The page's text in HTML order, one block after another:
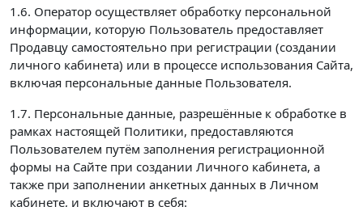
1.6. Оператор осуществляет обработку персональной
информации, которую Пользователь предоставляет
Продавцу самостоятельно при регистрации (создании
личного кабинета) или в процессе использования Сайта,
включая персональные данные Пользователя.
1.7. Персональные данные, разрешённые к обработке в
рамках настоящей Политики, предоставляются
Пользователем путём заполнения регистрационной
формы на Сайте при создании Личного кабинета, а
также при заполнении анкетных данных в Личном
кабинете, и включают в себя: